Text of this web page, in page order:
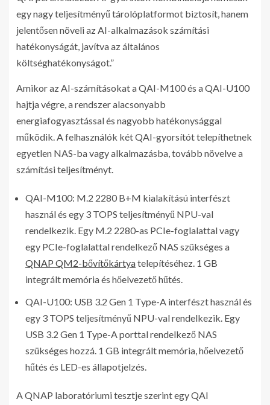
egy nagy teljesítményű tárolóplatformot biztosít, hanem
jelentősen növeli az AI-alkalmazások számítási
hatékonyságát, javítva az általános
költséghatékonyságot.”
Amikor az AI-számításokat a QAI-M100 és a QAI-U100
hajtja végre, a rendszer alacsonyabb
energiafogyasztással és nagyobb hatékonysággal
működik. A felhasználók két QAI-gyorsítót telepíthetnek
egyetlen NAS-ba vagy alkalmazásba, tovább növelve a
számítási teljesítményt.
QAI-M100: M.2 2280 B+M kialakítású interfészt
használ és egy 3 TOPS teljesítményű NPU-val
rendelkezik. Egy M.2 2280-as PCIe-foglalattal vagy
egy PCIe-foglalattal rendelkező NAS szükséges a
QNAP QM2-bővítőkártyatelepítéséhez. 1 GB
integrált memória és hőelvezető hűtés.
QAI-U100: USB 3.2 Gen 1 Type-A interfészt használ és
egy 3 TOPS teljesítményű NPU-val rendelkezik. Egy
USB 3.2 Gen 1 Type-A porttal rendelkező NAS
szükséges hozzá. 1 GB integrált memória, hőelvezető
hűtés és LED-es állapotjelzés.
A QNAP laboratóriumi tesztje szerint egy QAI